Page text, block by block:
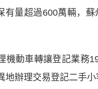
有量超過600萬輛，
動車轉讓登記業務
辦理交易登記二手